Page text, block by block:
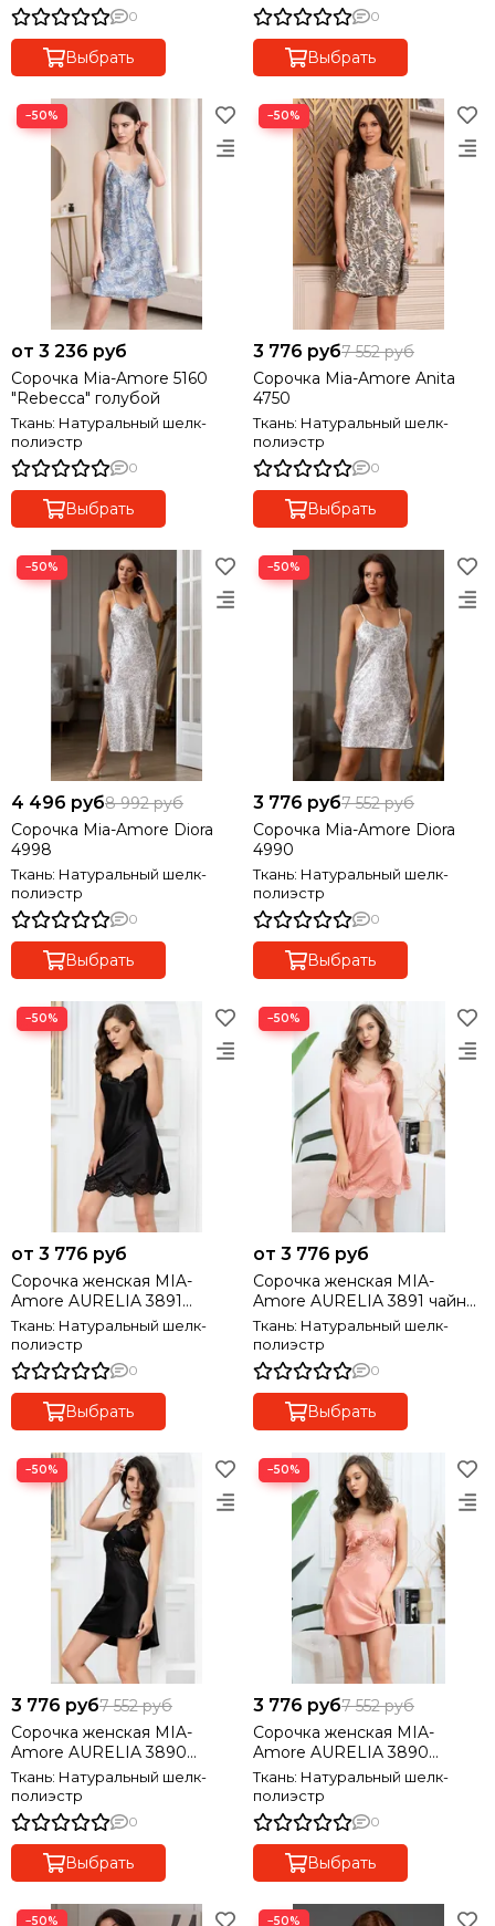
0
Выбрать
0
Выбрать
−50%
от 3 236 руб
Сорочка Mia-Amore 5160
"Rebecca" голубой
Ткань: Натуральный шелк-
полиэстр
0
Выбрать
−50%
3 776 руб7 552 руб
Сорочка Mia-Amore Anita
4750
Ткань: Натуральный шелк-
полиэстр
0
Выбрать
−50%
4 496 руб8 992 руб
Сорочка Mia-Amore Diora
4998
Ткань: Натуральный шелк-
полиэстр
0
Выбрать
−50%
3 776 руб7 552 руб
Сорочка Mia-Amore Diora
4990
Ткань: Натуральный шелк-
полиэстр
0
Выбрать
−50%
от 3 776 руб
Сорочка женская MIA-
Amore AURELIA 3891
черный
Ткань: Натуральный шелк-
полиэстр
0
Выбрать
−50%
от 3 776 руб
Сорочка женская MIA-
Amore AURELIA 3891 чайная
роза
Ткань: Натуральный шелк-
полиэстр
0
Выбрать
−50%
3 776 руб7 552 руб
Сорочка женская MIA-
Amore AURELIA 3890
черный
Ткань: Натуральный шелк-
полиэстр
0
Выбрать
−50%
3 776 руб7 552 руб
Сорочка женская MIA-
Amore AURELIA 3890
чайная роза
Ткань: Натуральный шелк-
полиэстр
0
Выбрать
−50% −50%